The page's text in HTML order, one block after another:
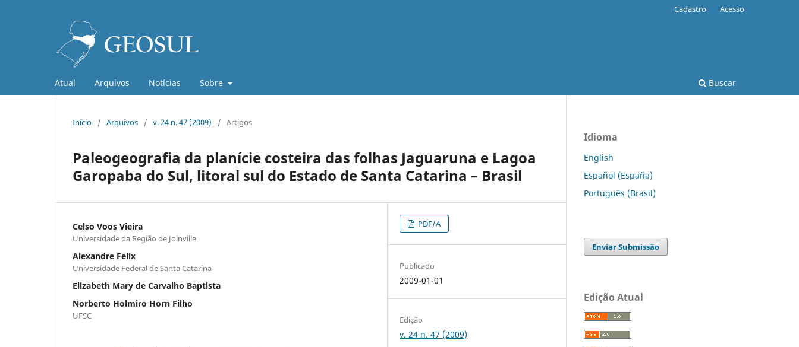
Atual Arquivos Notícias Sobre Buscar
Cadastro Acesso
Início / Arquivos / v. 24 n. 47 (2009) / Artigos
Paleogeografia da planície costeira das folhas Jaguaruna e Lagoa
Garopaba do Sul, litoral sul do Estado de Santa Catarina – Brasil
Celso Voos Vieira
Universidade da Região de Joinville
Alexandre Felix
Universidade Federal de Santa Catarina
Elizabeth Mary de Carvalho Baptista
Norberto Holmiro Horn Filho
UFSC
PDF/A
Publicado
2009-01-01
Edição
v. 24 n. 47 (2009)
Idioma
English
Español (España)
Português (Brasil)
Enviar Submissão
Edição Atual